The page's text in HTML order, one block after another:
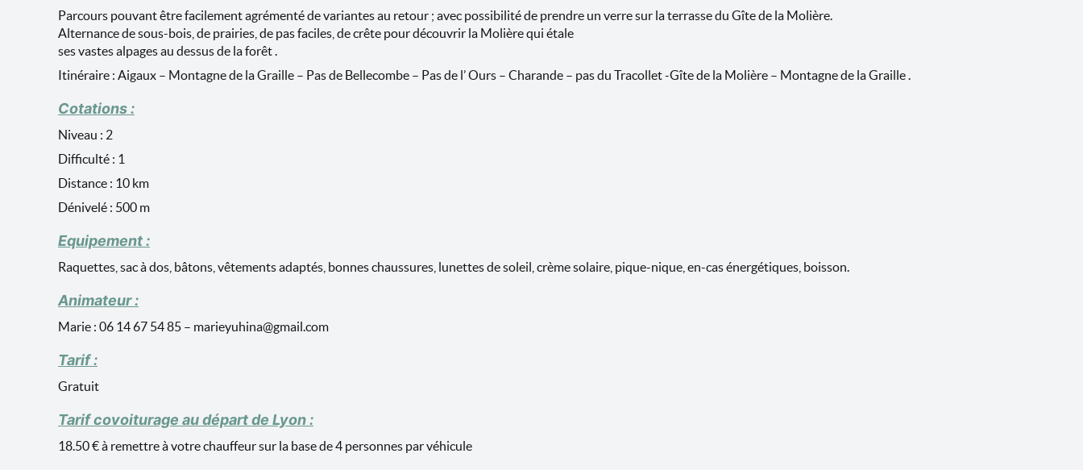
Parcours pouvant être facilement agrémenté de variantes au retour ; avec possibilité de prendre un verre sur la terrasse du Gîte de la Molière.
Alternance de sous-bois, de prairies, de pas faciles, de crête pour découvrir la Molière qui étale
ses vastes alpages au dessus de la forêt .
Itinéraire : Aigaux – Montagne de la Graille – Pas de Bellecombe – Pas de l’ Ours – Charande – pas du Tracollet -Gîte de la Molière – Montagne de la Graille .
Cotations :
Niveau : 2
Difficulté : 1
Distance : 10 km
Dénivelé : 500 m
Equipement :
Raquettes, sac à dos, bâtons, vêtements adaptés, bonnes chaussures, lunettes de soleil, crème solaire, pique-nique, en-cas énergétiques, boisson.
Animateur :
Marie : 06 14 67 54 85 – marieyuhina@gmail.com
Tarif :
Gratuit
Tarif covoiturage au départ de Lyon :
18.50 € à remettre à votre chauffeur sur la base de 4 personnes par véhicule